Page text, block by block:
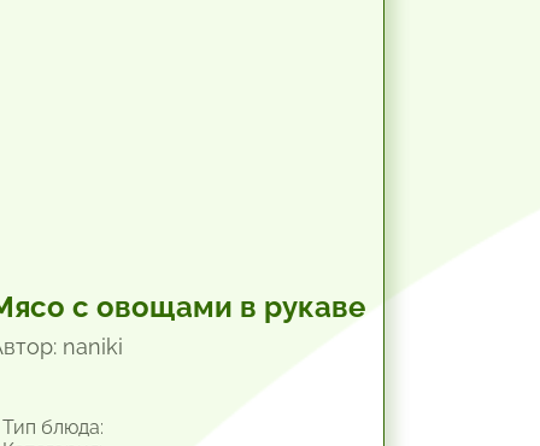
с овощами в рукаве
naniki
блюда: